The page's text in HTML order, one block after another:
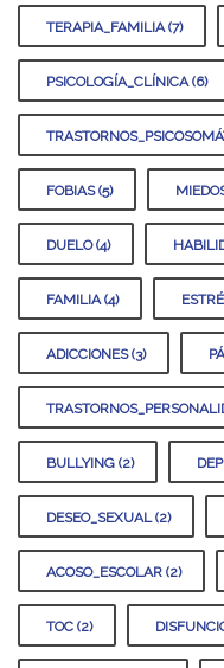
TERAPIA_FAMILIA (7)
PSICOLOGÍA_CLÍNICA (6)
FOBIAS (5)
DUELO (4)
FAMILIA (4)
ADICCIONES (3)
BULLYING (2)
DESEO_SEXUAL (2)
ACOSO_ESCOLAR (2)
TOC (2)